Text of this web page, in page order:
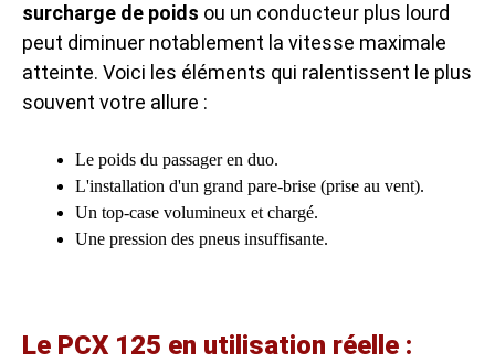
surcharge de poids ou un conducteur plus lourd
peut diminuer notablement la vitesse maximale
atteinte. Voici les éléments qui ralentissent le plus
souvent votre allure :
Le poids du passager en duo.
L'installation d'un grand pare-brise (prise au vent).
Un top-case volumineux et chargé.
Une pression des pneus insuffisante.
Le PCX 125 en utilisation réelle :